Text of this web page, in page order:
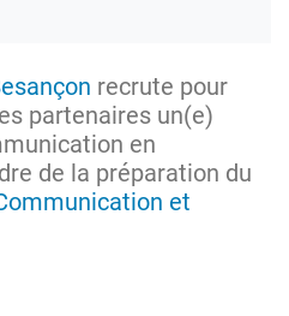
recrute pour
partenaires un(e)
en
de la préparation du
et